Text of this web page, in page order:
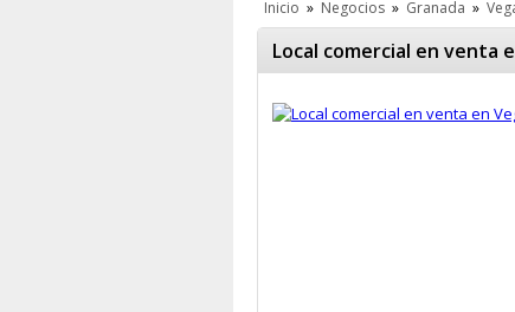
Inicio » Negocios » Granada »
Local comercial en venta